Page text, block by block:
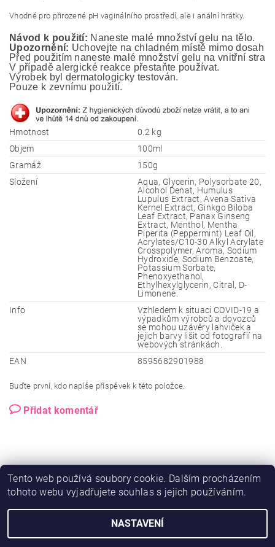
Vhodné pro přirozené pH vaginálního prostředí, ale i anální hrátky.
Návod k použití: Naneste malé množství gelu na tělo.
Upozornění: Uchovejte na chladném místě mimo dosah
Před použitím naneste malé množství gelu na vnitřní
V případě alergické reakce přestaňte používat.
Výrobek byl dermatologicky testován.
Pouze k zevnímu použití.
Hmotnost
0.2 kg
Objem
100ml
Gramáž
150g
Složení
Aqua, Glycerin, Polysorbate 20,
Alcohol Denat, Humulus
Lupulus Extract, Avena Sativa
Kernel Extract, Ginkgo Biloba
Leaf Extract, Panax Ginseng
Extract, Menthol, Mentha
Piperita (Peppermint) Leaf Oil,
Acrylates/C10-30 Alkyl Acrylate
Crosspolymer, Aroma, Sodium
Hydroxide, Sodium Benzoate,
Potassium Sorbate,
Phenoxyethanol,
Ethylhexylglycerin, Citral, D-
Limonene.
Info
Vzhledem k situaci COVID-19 a
výpadkům výrobců a dovozců
se mohou uzávěry lahviček a
jejich barvy lišit od fotografií na
webových stránkách.
EAN
8595682901988
Buďte první, kdo napíše příspěvek k této položce.
Přidat komentář
Tento web používá soubory cookie. Dalším procházením
tohoto webu vyjadřujete souhlas s jejich používáním.
NASTAVENÍ